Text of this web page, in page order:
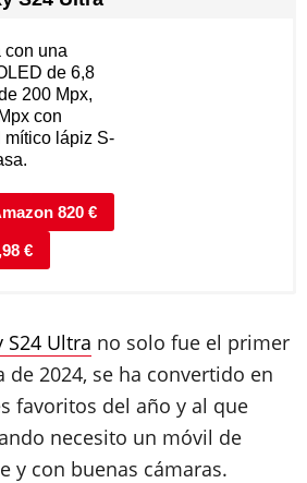
820 €
€
con una
de 6,8
200 Mpx,
con
mítico lápiz S-
S24 Ultra no solo fue el primer
2024, se ha convertido en
favoritos del año y al que
necesito un móvil de
y con buenas cámaras.